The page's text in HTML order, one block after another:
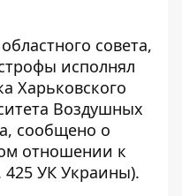
совета,
исполнял
Харьковского
Воздушных
сообщено о
отношении к
425 УК Украины).